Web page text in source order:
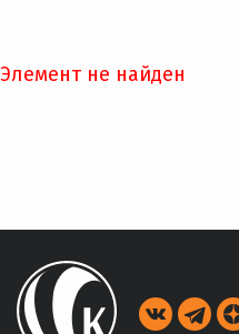
Элемент не найден